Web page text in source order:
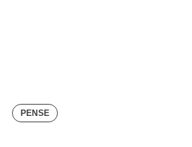
PENSE